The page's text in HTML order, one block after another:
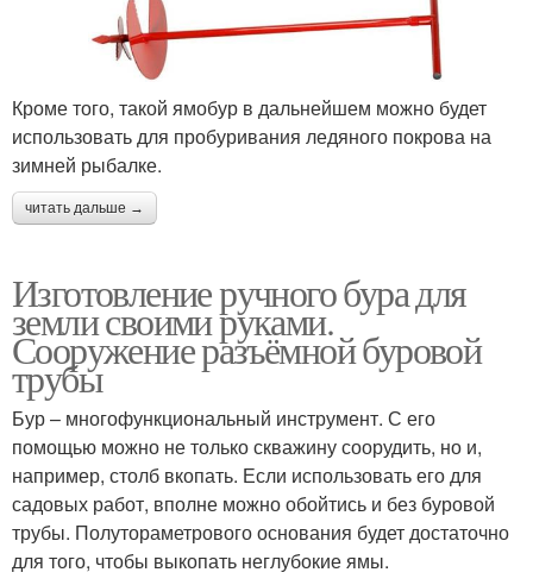
Кроме того, такой ямобур в дальнейшем можно будет
использовать для пробуривания ледяного покрова на
зимней рыбалке.
читать дальше →
Изготовление ручного бура для
земли своими руками.
Сооружение разъёмной буровой
трубы
Бур – многофункциональный инструмент. С его
помощью можно не только скважину соорудить, но и,
например, столб вкопать. Если использовать его для
садовых работ, вполне можно обойтись и без буровой
трубы. Полутораметрового основания будет достаточно
для того, чтобы выкопать неглубокие ямы.